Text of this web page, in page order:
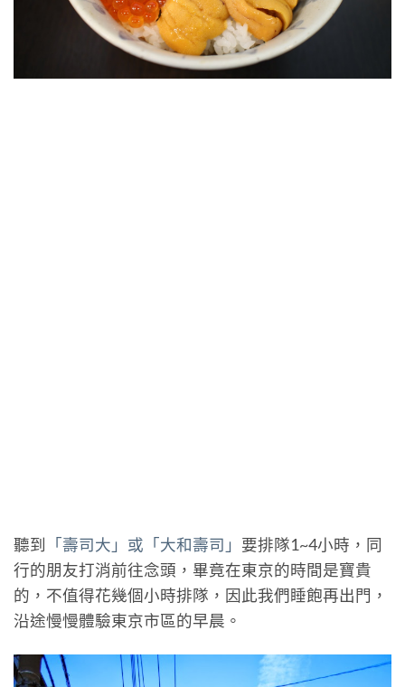
聽到 「壽司大」或「大和壽司」 要排隊1~4小時，同
行的朋友打消前往念頭，畢竟在東京的時間是寶貴
的，不值得花幾個小時排隊，因此我們睡飽再出門，
沿途慢慢體驗東京市區的早晨。